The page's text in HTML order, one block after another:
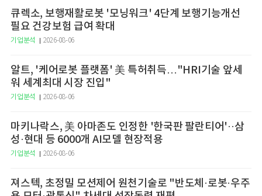
큐렉소, 보행재활로봇 '모닝워크' 4단계 보행기능개선
필요 건강보험 급여 확대
기업분석 2026-08-06
알트, '케어로봇 플랫폼' 美 특허취득…"HRI기술 앞세
워 세계최대 시장 진입"
기업분석 2026-08-06
마키나락스, 美 아마존도 인정한 '한국판 팔란티어'··삼
성·현대 등 6000개 AI모델 현장적용
기업분석 2026-08-06
져스텍, 초정밀 모션제어 원천기술로 "반도체·로봇·우주